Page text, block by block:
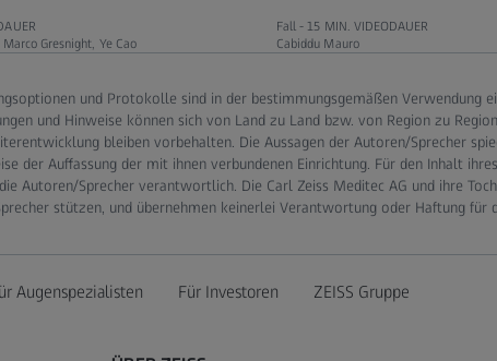
Gresnight, Ye Cao
Fall - 15 MIN. VIDEODAUER
Cabiddu Mauro
und Protokolle sind in der bestimmungsgemäßen Verwendung
und Hinweise können sich von Land zu Land bzw. von Region zu
bleiben vorbehalten. Die Aussagen der Autoren/Sprecher
der Auffassung der mit ihnen verbundenen Einrichtung. Für den Inhalt
Autoren/Sprecher verantwortlich. Die Carl Zeiss Meditec AG und ihre
stützen, und übernehmen keinerlei Verantwortung oder Haftung für
Augenspezialisten Für Investoren ZEISS Gruppe